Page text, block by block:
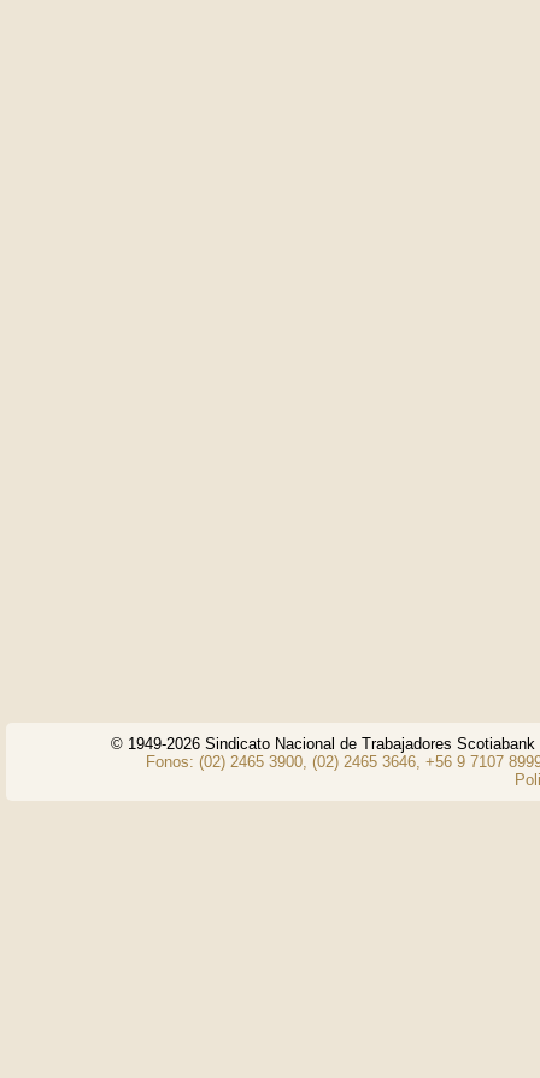
© 1949-2026 Sindicato Nacional de Trabajadores
Fonos: (02) 2465 3900, (02) 2465 3646, +56 9 7107